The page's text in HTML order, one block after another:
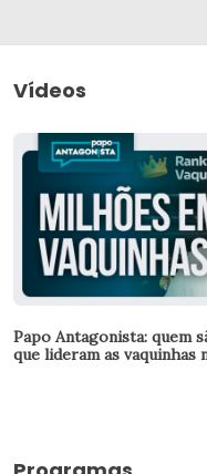
Vídeos
Papo Antagonista: quem
que lideram as vaquinhas